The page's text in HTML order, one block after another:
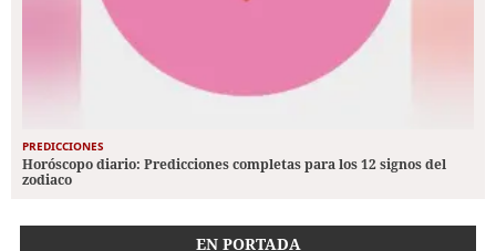
PREDICCIONES
Horóscopo diario: Predicciones completas para los 12 signos del
zodiaco
EN PORTADA